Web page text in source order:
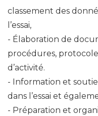
classement des
l’essai,
Élaboration de
procédures,
d’activité.
Information et
dans l’essai et
Préparation et